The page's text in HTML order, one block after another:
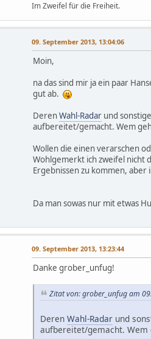
Im Zweifel für die Freiheit.
09. September 2013, 13:04:06
Moin,
na das sind mir ja ein paar
gut ab.
DerenWahl-Radar und
aufbereitet/gemacht. Wem
Wollen die einen verarschen
Wohlgemerkt ich zweifel nicht
Ergebnissen zu kommen, aber
Da man sowas nur mit etwas
09. September 2013, 13:23:44
Danke grober_unfug!
Zitat von: grober_unfug am
Deren Wahl-Radar und
aufbereitet/gemacht. Wem